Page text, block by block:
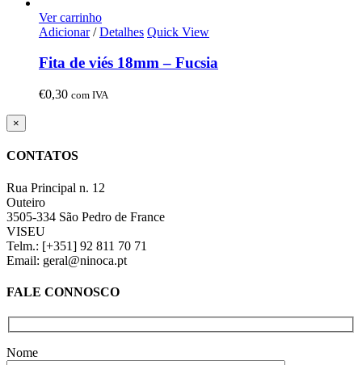
Ver carrinho
Adicionar/ Detalhes Quick View
Fita de viés 18mm – Fucsia
€0,30 com IVA
Close
product
view
×
CONTATOS
Rua Principal n. 12
Outeiro
3505-334 São Pedro de France
VISEU
Telm.: [+351] 92 811 70 71
Email: geral@ninoca.pt
FALE CONNOSCO
Nome